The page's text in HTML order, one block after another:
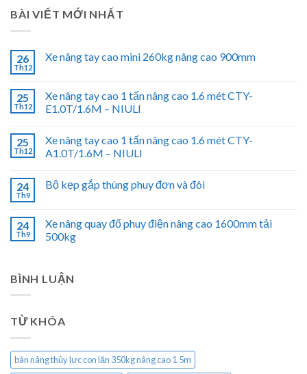
BÀI VIẾT MỚI NHẤT
26
Th12
Xe nâng tay cao mini 260kg nâng cao 900mm
25
Th12
Xe nâng tay cao 1 tấn nâng cao 1.6 mét CTY-
E1.0T/1.6M – NIULI
25
Th12
Xe nâng tay cao 1 tấn nâng cao 1.6 mét CTY-
A1.0T/1.6M – NIULI
24
Th9
Bộ kẹp gắp thùng phuy đơn và đôi
24
Th9
Xe nâng quay đổ phuy điện nâng cao 1600mm tải
500kg
BÌNH LUẬN
TỪ KHÓA
bàn nâng thủy lực con lăn 350kg nâng cao 1.5m